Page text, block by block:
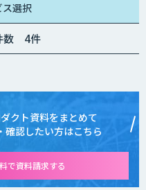
ス選択
数 4件
クト資料をまとめて
確認したい方はこちら
で資料請求する